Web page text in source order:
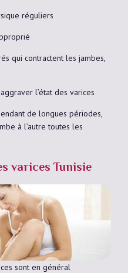
réguliers
qui contractent les jambes,
l’état des varices
de longues périodes,
à l’autre toutes les
varices Tunisie
sont en général